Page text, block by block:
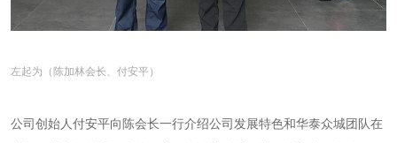
左起为（陈加林会长、 付安平）
公司创始人付安平向陈会长一行介绍公司发展特色和华泰众城团队在